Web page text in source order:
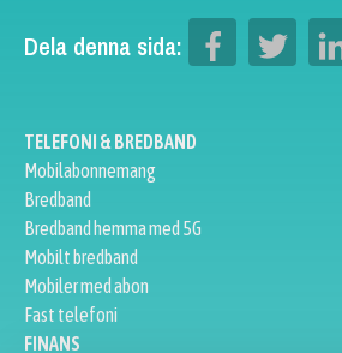
Dela denna sida:
TELEFONI & BREDBAND
Mobilabonnemang
Bredband
Bredband hemma med 5G
Mobilt bredband
Mobiler med abon
Fast telefoni
FINANS